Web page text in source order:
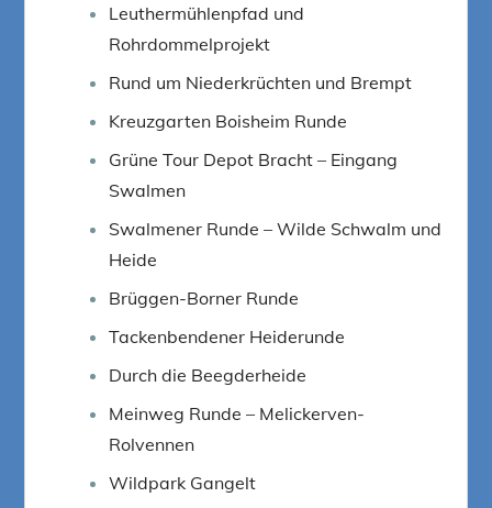
Leuthermühlenpfad und
Rohrdommelprojekt
Rund um Niederkrüchten und Brempt
Kreuzgarten Boisheim Runde
Grüne Tour Depot Bracht – Eingang
Swalmen
Swalmener Runde – Wilde Schwalm und
Heide
Brüggen-Borner Runde
Tackenbendener Heiderunde
Durch die Beegderheide
Meinweg Runde – Melickerven-
Rolvennen
Wildpark Gangelt